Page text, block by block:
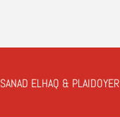
SANAD ELHAQ & PLAIDOYER